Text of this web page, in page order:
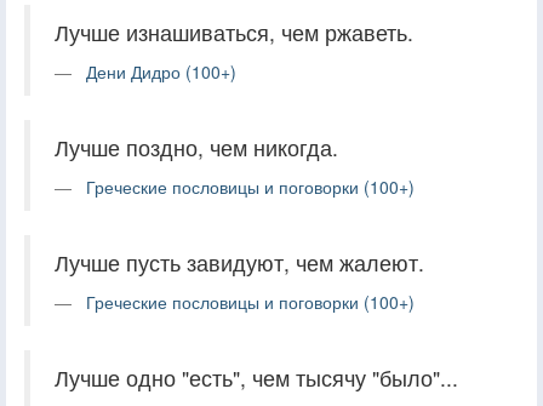
Лучше изнашиваться, чем ржаветь.
Дени Дидро (100+)
Лучше поздно, чем никогда.
Греческие пословицы и поговорки (100+)
Лучше пусть завидуют, чем жалеют.
Греческие пословицы и поговорки (100+)
Лучше одно "есть", чем тысячу "было"...